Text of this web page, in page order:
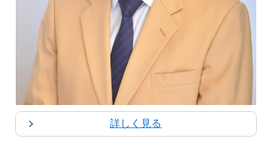
詳しく見る